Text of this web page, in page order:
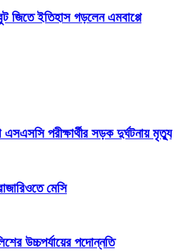
জিতে ইতিহাস গড়লেন এমবাপ্পে
পরীক্ষার্থীর সড়ক দুর্ঘটনায় মৃত্যু
মেসি
উচ্চপর্যায়ের পদোন্নতি